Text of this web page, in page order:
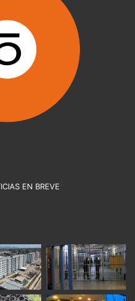
EN BREVE